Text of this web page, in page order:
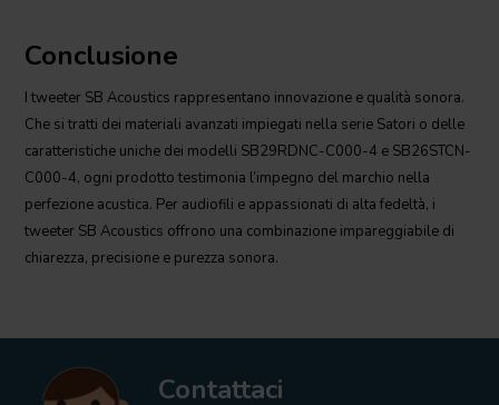
Conclusione
I tweeter SB Acoustics rappresentano innovazione e qualità sonora.
Che si tratti dei materiali avanzati impiegati nella serie Satori o delle
caratteristiche uniche dei modelli SB29RDNC-C000-4 e SB26STCN-
C000-4, ogni prodotto testimonia l’impegno del marchio nella
perfezione acustica. Per audiofili e appassionati di alta fedeltà, i
tweeter SB Acoustics offrono una combinazione impareggiabile di
chiarezza, precisione e purezza sonora.
Contattaci